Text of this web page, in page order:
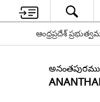
ఆంధ్రప్రదేశ్